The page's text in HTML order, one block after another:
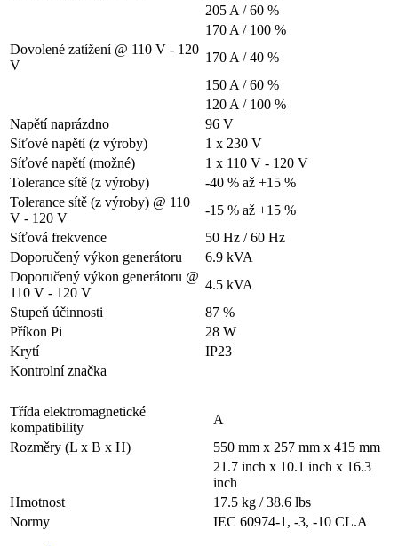
205 A / 60 %
170 A / 100 %
Dovolené zatížení @ 110 V - 120
V
170 A / 40 %
150 A / 60 %
120 A / 100 %
Napětí naprázdno
96 V
Síťové napětí (z výroby)
1 x 230 V
Síťové napětí (možné)
1 x 110 V - 120 V
Tolerance sítě (z výroby)
-40 % až +15 %
Tolerance sítě (z výroby) @ 110
V - 120 V
-15 % až +15 %
Síťová frekvence
50 Hz / 60 Hz
Doporučený výkon generátoru
6.9 kVA
Doporučený výkon generátoru @
110 V - 120 V
4.5 kVA
Stupeň účinnosti
87 %
Příkon Pi
28 W
Krytí
IP23
Kontrolní značka
Třída elektromagnetické
kompatibility
A
Rozměry (L x B x H)
550 mm x 257 mm x 415 mm
21.7 inch x 10.1 inch x 16.3
inch
Hmotnost
17.5 kg / 38.6 lbs
Normy
IEC 60974-1, -3, -10 CL.A